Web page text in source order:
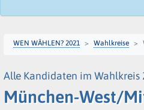
WEN WÄHLEN? 2021 Wahlkreise
Alle Kandidaten im Wahlkreis
München-West/